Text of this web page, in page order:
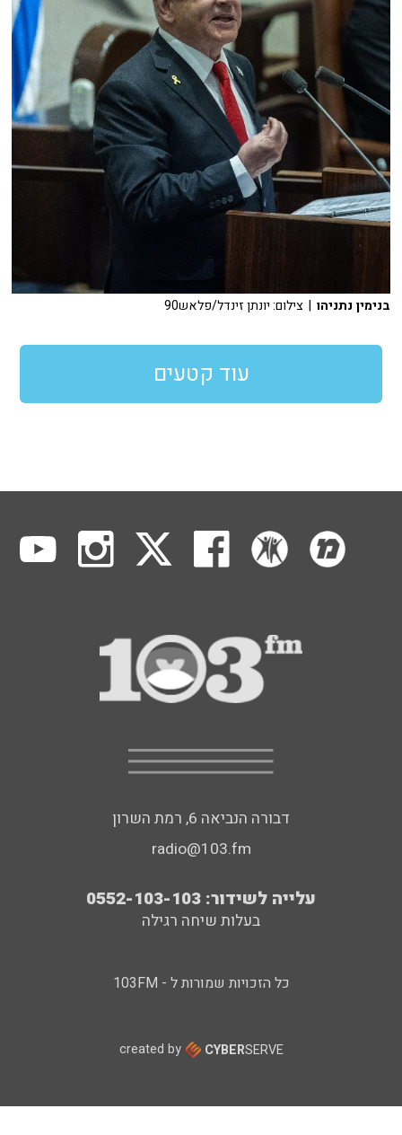
בנימין נתניהו | צילום: יונתן זינדל/פלאש90
עוד קטעים
דבורה הנביאה 6, רמת השרון
radio@103.fm
עלייה לשידור: 0552-103-103
בעלות שיחה רגילה
כל הזכויות שמורות ל - 103FM
created by CYBERSERVE